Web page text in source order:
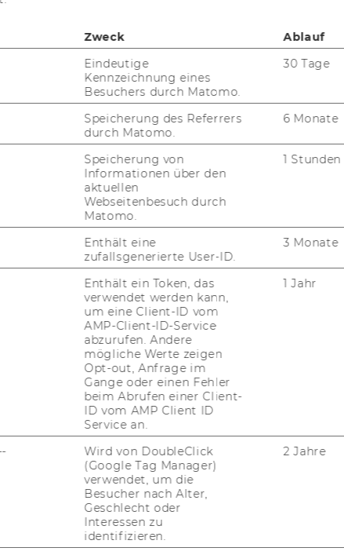
von pa­ri­tä­ti­schen Wahl­lis­ten mit
gegen den Kern­ge­dan­ken des De­mo­
sie auch nicht mit­tels einer Ver­fas­
Den Bei­trag fin­den Sie
und Recht
Zweck Ablauf
Eindeutige
Kennzeichnung eines
Besuchers durch Matomo.
30 Tage
Speicherung des Referrers
durch Matomo.
6 Monate
Speicherung von
Informationen über den
aktuellen
Webseitenbesuch durch
Matomo.
1 Stunden
Enthält eine
zufallsgenerierte User-ID.
3 Monate
Enthält ein Token, das
verwendet werden kann,
um eine Client-ID vom
AMP-Client-ID-Service
abzurufen. Andere
mögliche Werte zeigen
Opt-out, Anfrage im
Gange oder einen Fehler
beim Abrufen einer Client-
ID vom AMP Client ID
Service an.
1 Jahr
Wird von DoubleClick
(Google Tag Manager)
verwendet, um die
Besucher nach Alter,
Geschlecht oder
Interessen zu
identifizieren.
2 Jahre